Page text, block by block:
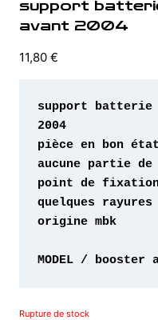
support
avant 2004
11,80 €
support batterie
2004
origine mbk
MODEL / booster
Rupture de stock